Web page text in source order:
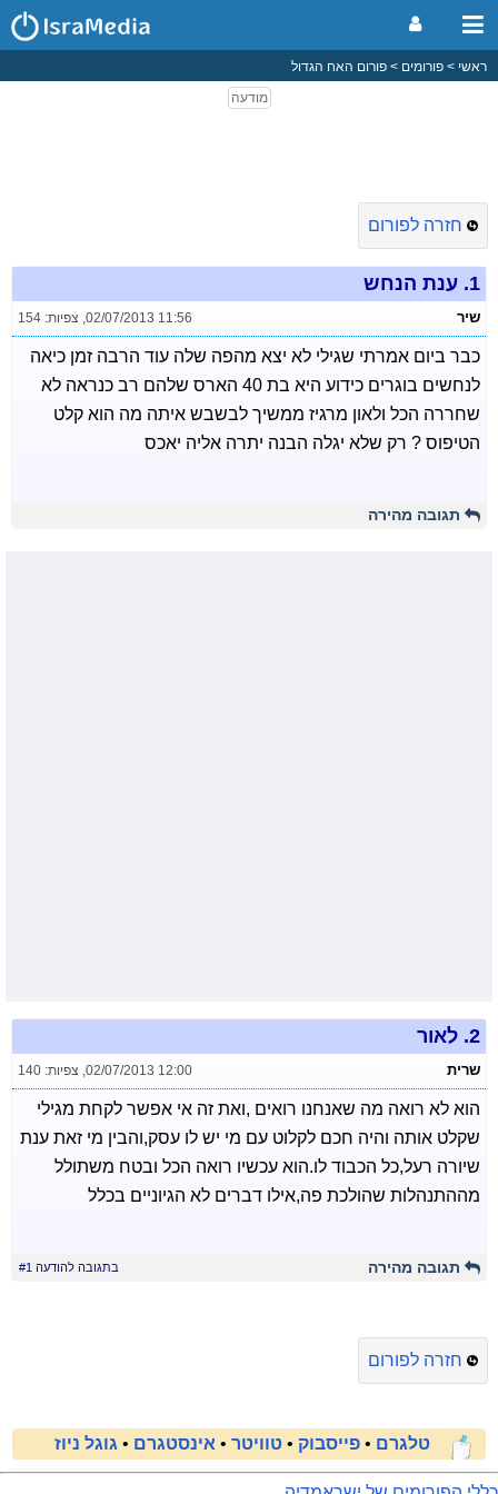
ראשי פורומים פורום האח הגדול
חזרה לפורום
1. ענת הנחש
שיר 02/07/2013 11:56
, צפיות: 154
כבר ביום אמרתי שגילי לא יצא מהפה שלה עוד הרבה זמן כיאה
לנחשים בוגרים כידוע היא בת 40 הארס שלהם רב כנראה לא
שחררה הכל ולאון מרגיז ממשיך לבשבש איתה מה הוא קלט
הטיפוס ? רק שלא יגלה הבנה יתרה אליה יאכס
תגובה מהירה
2. לאור
שרית 02/07/2013 12:00
, צפיות: 140
הוא לא רואה מה שאנחנו רואים ,ואת זה אי אפשר לקחת מגילי
שקלט אותה והיה חכם לקלוט עם מי יש לו עסק,והבין מי זאת ענת
שיורה רעל,כל הכבוד לו.הוא עכשיו רואה הכל ובטח משתולל
מההתנהלות שהולכת פה,אילו דברים לא הגיוניים בכלל
תגובה מהירה בתגובה להודעה #1
חזרה לפורום
טלגרם • פייסבוק • טוויטר • אינסטגרם • גוגל ניוז